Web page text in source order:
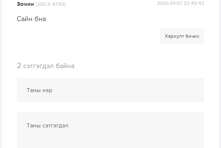
Зочин[202.9.47.50] 2026-01-07 23:49:42
Сайн бна.
Хариулт бичих
2 сэтгэгдэл байна